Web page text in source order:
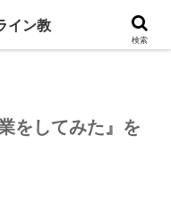
『とある男が授業をし
をしてみた』を
検索